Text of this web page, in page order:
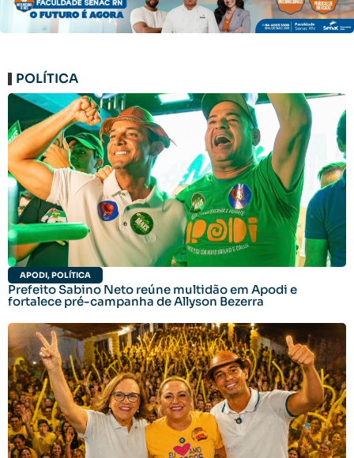
POLÍTICA
APODI,POLÍTICA
Prefeito Sabino Neto reúne multidão em Apodi e
fortalece pré-campanha de Allyson Bezerra